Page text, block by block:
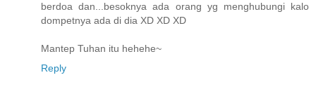
berdoa dan...besoknya ada orang yg menghubungi kalo
dompetnya ada di dia XD XD XD
Mantep Tuhan itu hehehe~
Reply